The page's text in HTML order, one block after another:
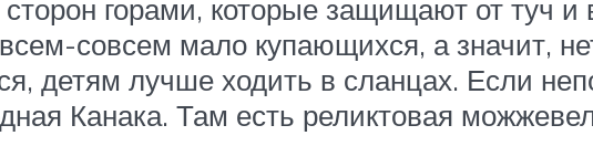
горами, которые защищают от туч и
совсем мало купающихся, а значит,
детям лучше ходить в сланцах. Если
Канака. Там есть реликтовая